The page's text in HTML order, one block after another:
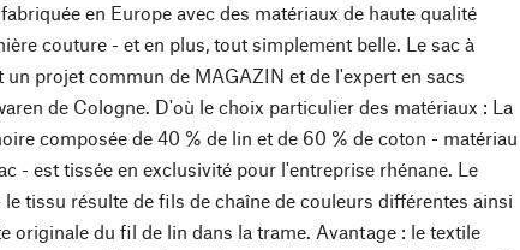
en Europe avec des matériaux de haute qualité
couture - et en plus, tout simplement belle. Le sac à
un projet commun de MAGAZIN et de l'expert en sacs
de Cologne. D'où le choix particulier des matériaux : La
composée de 40 % de lin et de 60 % de coton - matériau
- est tissée en exclusivité pour l'entreprise rhénane. Le
le tissu résulte de fils de chaîne de couleurs différentes ainsi
originale du fil de lin dans la trame. Avantage : le textile